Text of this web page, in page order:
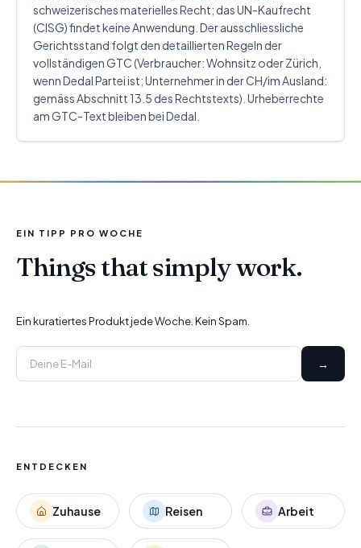
schweizerisches materielles Recht; das UN-Kaufrecht
(CISG) findet keine Anwendung. Der ausschliessliche
Gerichtsstand folgt den detaillierten Regeln der
vollständigen GTC (Verbraucher: Wohnsitz oder Zürich,
wenn Dedal Partei ist; Unternehmer in der CH/im Ausland:
gemäss Abschnitt 13.5 des Rechtstexts). Urheberrechte
am GTC-Text bleiben bei Dedal.
EIN TIPP PRO WOCHE
Things that simply work.
Ein kuratiertes Produkt jede Woche. Kein Spam.
→
ENTDECKEN
Zuhause Reisen Arbeit